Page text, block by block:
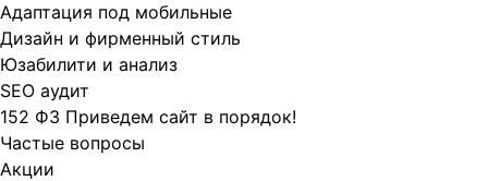
Адаптация под мобильные
Дизайн и фирменный стиль
Юзабилити и анализ
SEO аудит
152 ФЗ Приведем сайт в порядок!
Частые вопросы
Акции